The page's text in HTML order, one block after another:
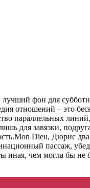
фон для
отношений – это
параллельных
для завязки,
Dieu, Дюрис
пассаж,
чем могла бы